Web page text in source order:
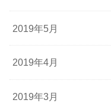
2019年5月
2019年4月
2019年3月